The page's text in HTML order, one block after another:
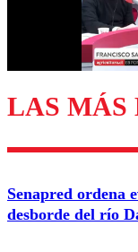
LAS MÁS
Senapred ordena
desborde del río